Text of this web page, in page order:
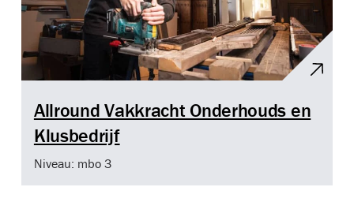
Allround Vakkracht Onderhouds en
Klusbedrijf
Niveau: mbo 3